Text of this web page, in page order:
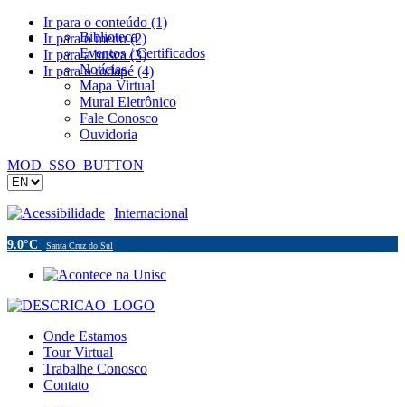
Ir para o conteúdo (1)
Ir para o menu (2)
Ir para a busca (3)
Ir para o rodapé (4)
Biblioteca
Eventos / Certificados
Notícias
Mapa Virtual
Mural Eletrônico
Fale Conosco
Ouvidoria
MOD_SSO_BUTTON
Acessibilidade Internacional
9.0°C Santa Cruz do Sul
Onde Estamos
Tour Virtual
Trabalhe Conosco
Contato